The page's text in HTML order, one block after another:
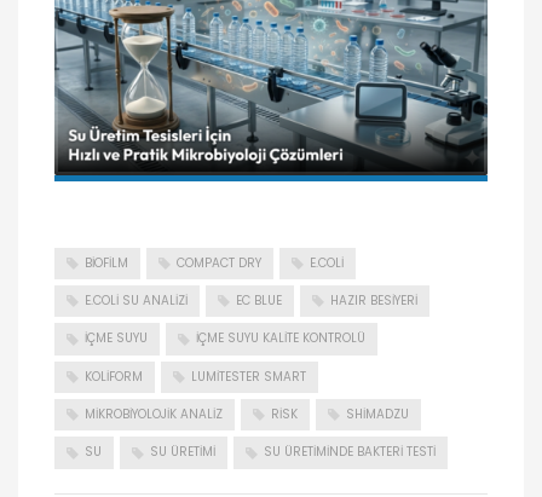
BIOFILM COMPACT DRY E.COLI
E.COLI SU ANALIZI EC BLUE HAZIR BESIYERI
IÇME SUYU IÇME SUYU KALITE KONTROLÜ
KOLIFORM LUMITESTER SMART
MIKROBIYOLOJIK ANALIZ RISK SHIMADZU
SU SU ÜRETIMI SU ÜRETIMINDE BAKTERI TESTI